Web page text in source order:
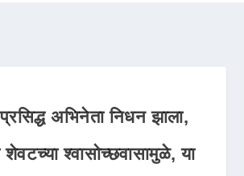
अभिनेता निधन झाला,
श्वासोच्छवासामुळे, या